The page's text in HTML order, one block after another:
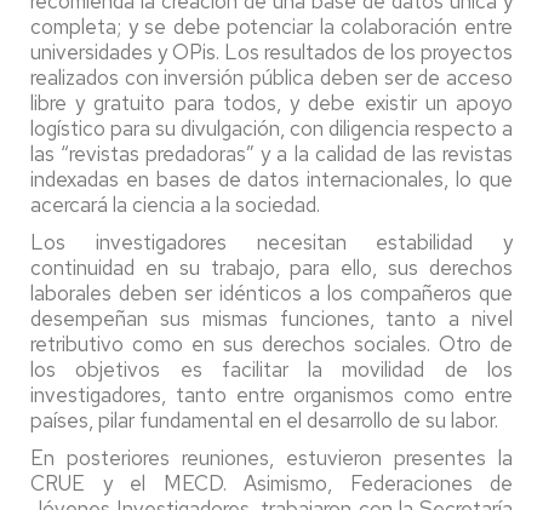
completa; y se debe potenciar la colaboración entre
universidades y OPis. Los resultados de los proyectos
realizados con inversión pública deben ser de acceso
libre y gratuito para todos, y debe existir un apoyo
logístico para su divulgación, con diligencia respecto a
las “revistas predadoras” y a la calidad de las revistas
indexadas en bases de datos internacionales, lo que
acercará la ciencia a la sociedad.
Los investigadores necesitan estabilidad y
continuidad en su trabajo, para ello, sus derechos
laborales deben ser idénticos a los compañeros que
desempeñan sus mismas funciones, tanto a nivel
retributivo como en sus derechos sociales. Otro de
los objetivos es facilitar la movilidad de los
investigadores, tanto entre organismos como entre
países, pilar fundamental en el desarrollo de su labor.
En posteriores reuniones, estuvieron presentes la
CRUE y el MECD. Asimismo, Federaciones de